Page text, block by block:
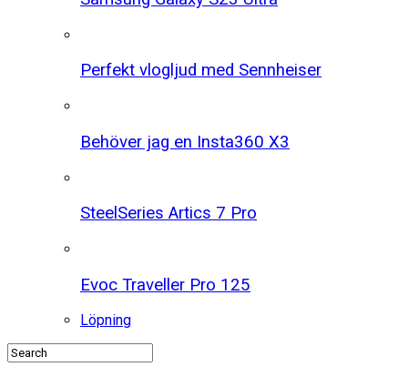
Perfekt vlogljud med Sennheiser
Behöver jag en Insta360 X3
SteelSeries Artics 7 Pro
Evoc Traveller Pro 125
Löpning